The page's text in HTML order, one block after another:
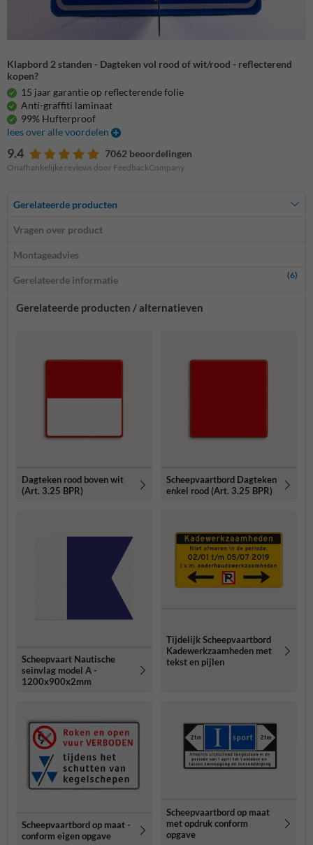
Klapbord 2 standen - Dagteken vol rood of wit/rood - reflecterend
kopen?
15 jaar garantie op reflecterende folie
Anti-graffiti laminaat
99% Hufterproof
lees over alle voordelen
9.4 7062 beoordelingen
Onafhankelijke reviews door FeedbackCompany
Gerelateerde producten
Vragen over product
Montageadvies
Gerelateerde informatie (6)
Gerelateerde producten / alternatieven
Dagteken rood boven wit
(Art. 3.25 BPR)
Scheepvaartbord Dagteken
enkel rood (Art. 3.25 BPR)
Scheepvaart Nautische
seinvlag model A -
1200x900x2mm
Tijdelijk Scheepvaartbord
Kadewerkzaamheden met
tekst en pijlen
Scheepvaartbord op maat -
conform eigen opgave
Scheepvaartbord op maat
met opdruk conform
opgave